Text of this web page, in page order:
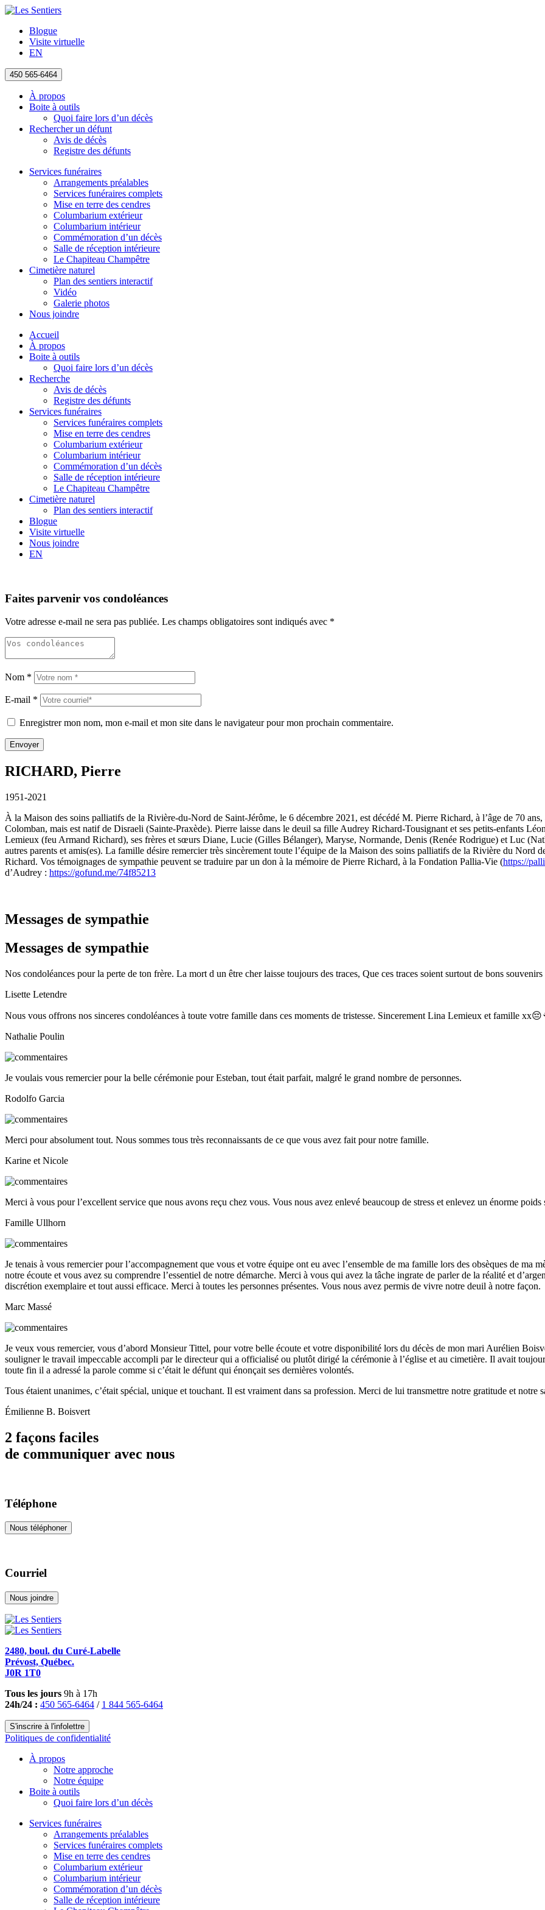
Blogue
Visite virtuelle
EN
450 565-6464
À propos
Boite à outils
Quoi faire lors d’un décès
Rechercher un défunt
Avis de décès
Registre des défunts
Services funéraires
Arrangements préalables
Services funéraires complets
Mise en terre des cendres
Columbarium extérieur
Columbarium intérieur
Commémoration d’un décès
Salle de réception intérieure
Le Chapiteau Champêtre
Cimetière naturel
Plan des sentiers interactif
Vidéo
Galerie photos
Nous joindre
Accueil
À propos
Boite à outils
Quoi faire lors d’un décès
Recherche
Avis de décès
Registre des défunts
Services funéraires
Services funéraires complets
Mise en terre des cendres
Columbarium extérieur
Columbarium intérieur
Commémoration d’un décès
Salle de réception intérieure
Le Chapiteau Champêtre
Cimetière naturel
Plan des sentiers interactif
Blogue
Visite virtuelle
Nous joindre
EN
Faites parvenir vos condoléances
Votre adresse e-mail ne sera pas publiée. Les champs obligatoires sont indiqués avec *
Nom *
E-mail *
Enregistrer mon nom, mon e-mail et mon site dans le navigateur pour mon prochain commentaire.
RICHARD, Pierre
1951-2021
À la Maison des soins palliatifs de la Rivière-du-Nord de Saint-Jérôme, le 6 décembre 2021, est décédé M. Pierre Richard, à l’âge de 70
Colomban, mais est natif de Disraeli (Sainte-Praxède). Pierre laisse dans le deuil sa fille Audrey Richard-Tousignant et ses petits-enfants
Lemieux (feu Armand Richard), ses frères et sœurs Diane, Lucie (Gilles Bélanger), Maryse, Normande, Denis (Renée Rodrigue) et Luc
autres parents et amis(es). La famille désire remercier très sincèrement toute l’équipe de la Maison des soins palliatifs de la Rivière du Nord
Richard. Vos témoignages de sympathie peuvent se traduire par un don à la mémoire de Pierre Richard, à la Fondation Pallia-Vie (https://
d’Audrey : https://gofund.me/74f85213
Messages de sympathie
Messages de sympathie
Nos condoléances pour la perte de ton frère. La mort d un être cher laisse toujours des traces, Que ces traces soient surtout de bons
Lisette Letendre
Nous vous offrons nos sinceres condoléances à toute votre famille dans ces moments de tristesse. Sincerement Lina Lemieux et famille
Nathalie Poulin
Je voulais vous remercier pour la belle cérémonie pour Esteban, tout était parfait, malgré le grand nombre de personnes.
Rodolfo Garcia
Merci pour absolument tout. Nous sommes tous très reconnaissants de ce que vous avez fait pour notre famille.
Karine et Nicole
Merci à vous pour l’excellent service que nous avons reçu chez vous. Vous nous avez enlevé beaucoup de stress et enlevez un énorme
Famille Ullhorn
Je tenais à vous remercier pour l’accompagnement que vous et votre équipe ont eu avec l’ensemble de ma famille lors des obsèques de ma
notre écoute et vous avez su comprendre l’essentiel de notre démarche. Merci à vous qui avez la tâche ingrate de parler de la réalité et
discrétion exemplaire et tout aussi efficace. Merci à toutes les personnes présentes. Vous nous avez permis de vivre notre deuil à notre façon.
Marc Massé
Je veux vous remercier, vous d’abord Monsieur Tittel, pour votre belle écoute et votre disponibilité lors du décès de mon mari Aurélien
souligner le travail impeccable accompli par le directeur qui a officialisé ou plutôt dirigé la cérémonie à l’église et au cimetière. Il avait
toute fin il a adressé la parole comme si c’était le défunt qui énonçait ses dernières volontés.
Tous étaient unanimes, c’était spécial, unique et touchant. Il est vraiment dans sa profession. Merci de lui transmettre notre gratitude et notre
Émilienne B. Boisvert
2 façons faciles
de communiquer avec nous
Téléphone
Nous téléphoner
Courriel
Nous joindre
2480, boul. du Curé-Labelle
Prévost, Québec.
J0R 1T0
Tous les jours 9h à 17h
24h/24 : 450 565-6464 / 1 844 565-6464
S'inscrire à l'infolettre
Politiques de confidentialité
À propos
Notre approche
Notre équipe
Boite à outils
Quoi faire lors d’un décès
Services funéraires
Arrangements préalables
Services funéraires complets
Mise en terre des cendres
Columbarium extérieur
Columbarium intérieur
Commémoration d’un décès
Salle de réception intérieure